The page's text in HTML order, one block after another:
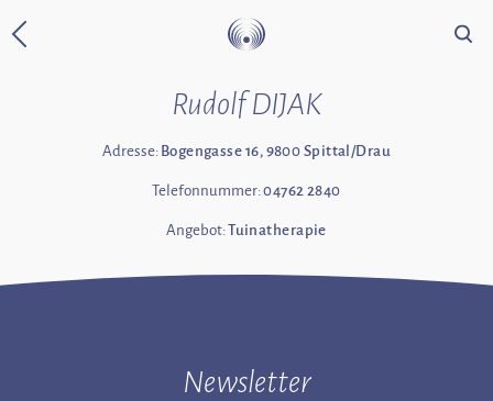
Zurück zur Startseite Suche
Rudolf DIJAK
Adresse: Bogengasse 16, 9800 Spittal/Drau
Telefonnummer:04762 2840
Angebot:Tuinatherapie
Newsletter